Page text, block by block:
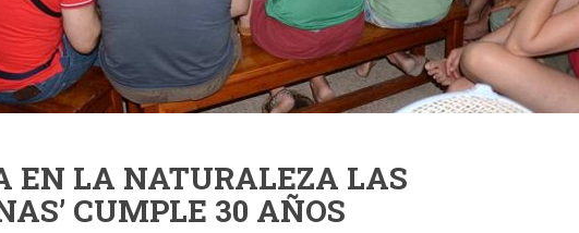
EN LA NATURALEZA LAS
CUMPLE 30 AÑOS